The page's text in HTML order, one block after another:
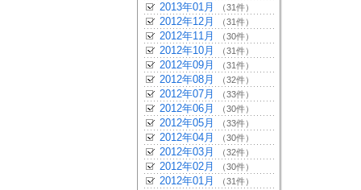
2013年01月 （31件）
2012年12月 （31件）
2012年11月 （30件）
2012年10月 （31件）
2012年09月 （31件）
2012年08月 （32件）
2012年07月 （33件）
2012年06月 （30件）
2012年05月 （33件）
2012年04月 （30件）
2012年03月 （32件）
2012年02月 （30件）
2012年01月 （31件）